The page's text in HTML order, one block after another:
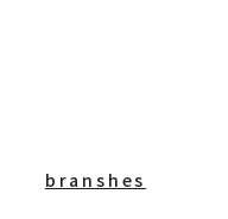
branshes